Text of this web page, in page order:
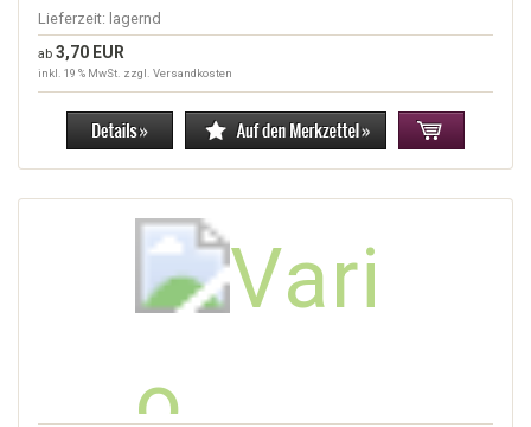
Lieferzeit: lagernd
ab 3,70 EUR
inkl. 19 % MwSt. zzgl. Versandkosten